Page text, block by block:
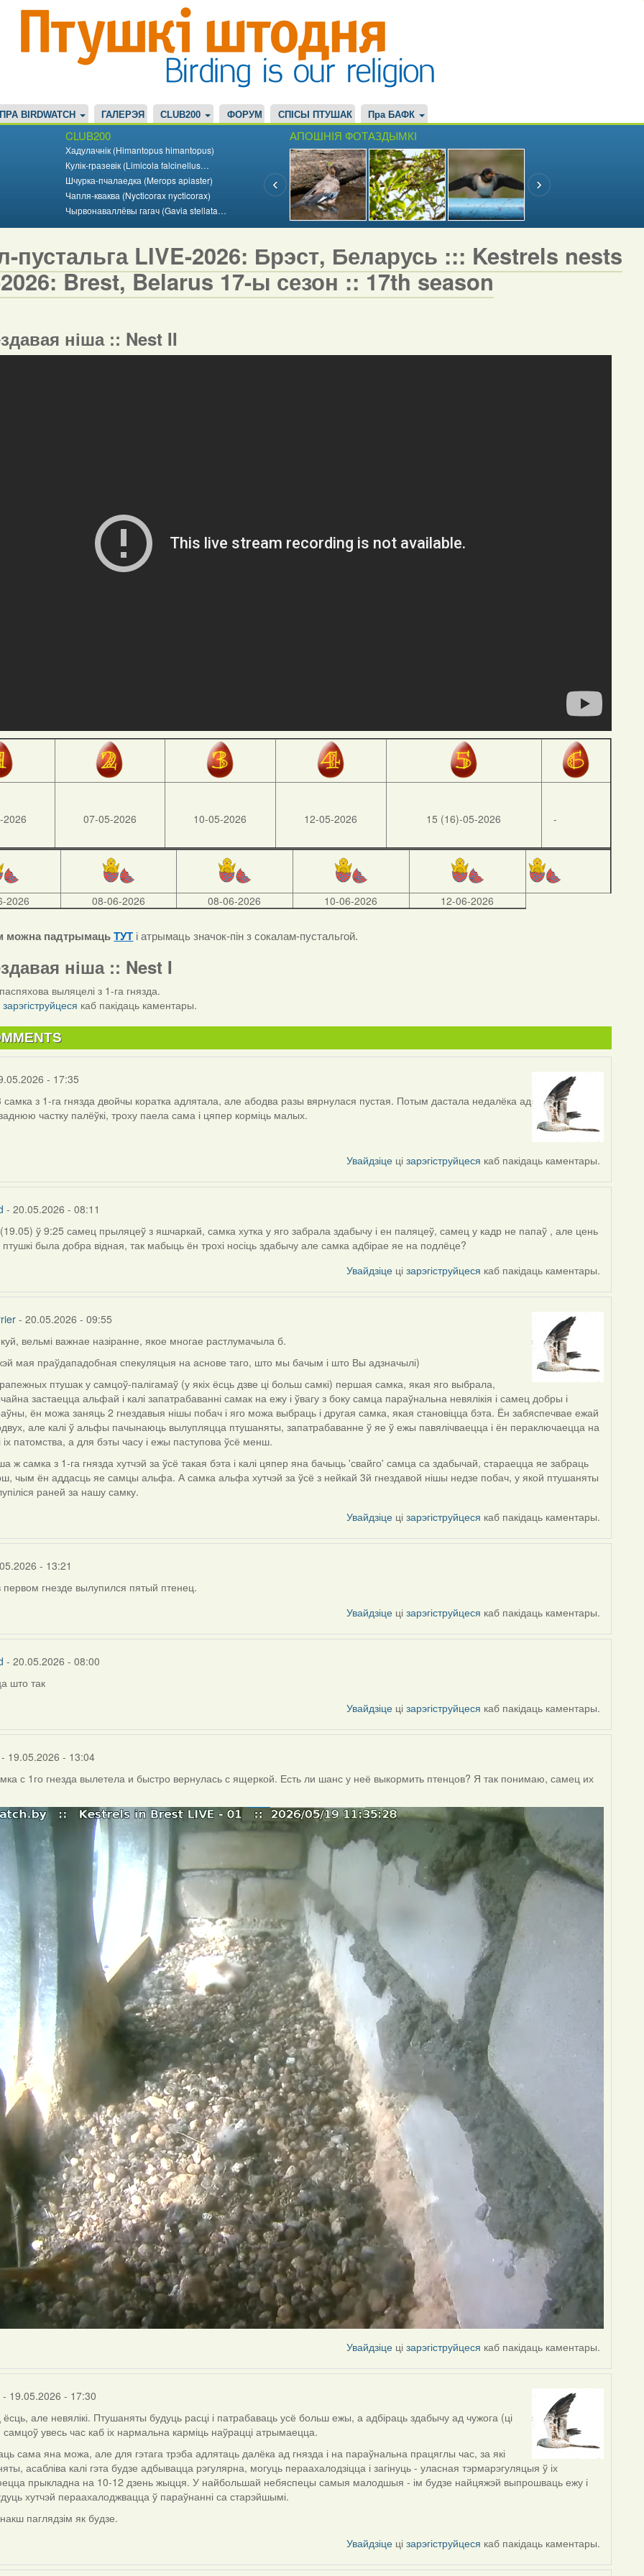
ПРА BIRDWATCH ГАЛЕРЭЯ CLUB200 ФОРУМ СПІСЫ ПТУШАК Пра БАФК
CLUB200
Хадулачнік (Himantopus himantopus)
Кулік-гразевік (Limicola falcinellus…
Шчурка-пчалаедка (Merops apiaster)
Чапля-кваква (Nycticorax nycticorax)
Чырвонаваллёвы гагач (Gavia stellata…
АПОШНІЯ ФОТАЗДЫМКІ
пустальга LIVE-2026: Брэст, Беларусь ::: Kestrels nests
Brest, Belarus 17-ы сезон :: 17th season
ніша :: Nest II
2026 07-05-2026 10-05-2026 12-05-2026 15 (16)-05-2026 -
2026 08-06-2026 08-06-2026 10-06-2026 12-06-2026
можна падтрымацьТУТ і атрымаць значок-пін з сокалам-пустальгой.
ніша :: Nest I
выляцелі з 1-га гнязда.
зарэгіструйцеся каб пакідаць каментары.
- 17:35
з 1-га гнязда двойчы коратка адлятала, але абодва разы вярнулася пустая. Потым дастала недалёка ад
частку палёўкі, троху паела сама і цяпер корміць малых.
Увайдзіце цізарэгіструйцеся каб пакідаць каментары.
- 20.05.2026 - 08:11
ў 9:25 самец прыляцеў з яшчаркай, самка хутка у яго забрала здабычу і ен паляцеў, самец у кадр не папаў , але цень
птушкі была добра відная, так мабыць ён трохі носіць здабычу але самка адбірае яе на подлёце?
Увайдзіце цізарэгіструйцеся каб пакідаць каментары.
- 20.05.2026 - 09:55
вельмі важнае назіранне, якое многае растлумачыла б.
мая праўдападобная спекуляцыя на аснове таго, што мы бачым і што Вы адзначылі)
птушак у самцоў-палігамаў (у якіх ёсць дзве ці больш самкі) першая самка, якая яго выбрала,
застаецца альфай і калі запатрабаванні самак на ежу і ўвагу з боку самца параўнальна невялікія і самец добры і
ён можа заняць 2 гнездавыя нішы побач і яго можа выбраць і другая самка, якая становіцца бэта. Ён забяспечвае ежай
але калі ў альфы пачынаюць вылупляцца птушаняты, запатрабаванне ў яе ў ежы павялічваецца і ён пераключаецца на
іх патомства, а для бэты часу і ежы паступова ўсё менш.
ж самка з 1-га гнязда хутчэй за ўсё такая бэта і калі цяпер яна бачыць 'свайго' самца са здабычай, стараецца яе забраць
чым ён аддасць яе самцы альфа. А самка альфа хутчэй за ўсё з нейкай 3й гнездавой нішы недзе побач, у якой птушаняты
раней за нашу самку.
Увайдзіце цізарэгіструйцеся каб пакідаць каментары.
- 13:21
первом гнезде вылупился пятый птенец.
Увайдзіце цізарэгіструйцеся каб пакідаць каментары.
- 20.05.2026 - 08:00
што так
Увайдзіце цізарэгіструйцеся каб пакідаць каментары.
- 19.05.2026 - 13:04
с 1го гнезда вылетела и быстро вернулась с ящеркой. Есть ли шанс у неё выкормить птенцов? Я так понимаю, самец их
Увайдзіце цізарэгіструйцеся каб пакідаць каментары.
- 19.05.2026 - 17:30
але невялікі. Птушаняты будуць расці і патрабаваць усё больш ежы, а адбіраць здабычу ад чужога (ці
увесь час каб іх нармальна карміць наўрацці атрымаецца.
сама яна можа, але для гэтага трэба адлятаць далёка ад гнязда і на параўнальна працяглы час, за які
асабліва калі гэта будзе адбывацца рэгулярна, могуць пераахалодзіцца і загінуць - уласная тэрмарэгуляцыя ў іх
прыкладна на 10-12 дзень жыцця. У найбольшай небяспецы самыя малодшыя - ім будзе найцяжэй выпрошваць ежу і
хутчэй пераахалоджвацца ў параўнанні са старэйшымі.
паглядзім як будзе.
Увайдзіце цізарэгіструйцеся каб пакідаць каментары.